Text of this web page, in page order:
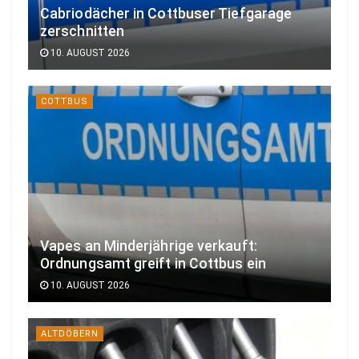
Cabriodächer in Cottbuser Tiefgarage
zerschnitten
10. AUGUST 2026
COTTBUS
Vapes an Minderjährige verkauft:
Ordnungsamt greift in Cottbus ein
10. AUGUST 2026
ALTDÖBERN